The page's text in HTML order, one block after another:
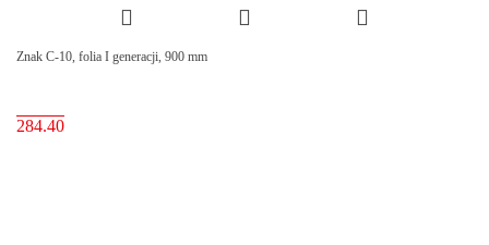
Znak C-10, folia I generacji, 900 mm
284.40